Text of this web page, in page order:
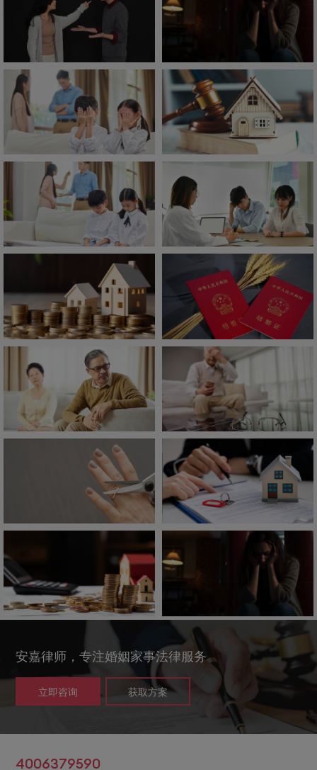
安嘉律师，专注婚姻家事法律服务
立即咨询 获取方案
4006379590